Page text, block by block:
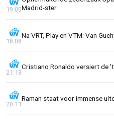
Madrid-ster
19:05
Na VRT, Play en VTM: Van
18:08
Cristiano Ronaldo versiert de
21:13
Raman staat voor immense
20:11